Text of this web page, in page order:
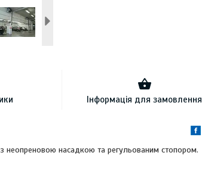
Інформація для замовлення
з неопреновою насадкою та регульованим стопором.